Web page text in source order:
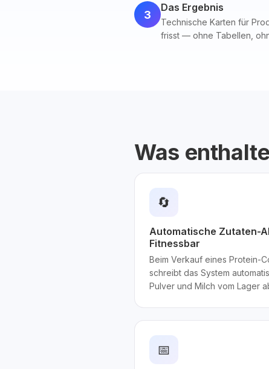
3
Das Ergebnis
Technische Karten für
frisst — ohne Tabellen,
Was
🔄
Automatische Zutaten-
Fitnessbar
Beim Verkauf eines Protein-
schreibt das System
Pulver und Milch vom Lager
📅